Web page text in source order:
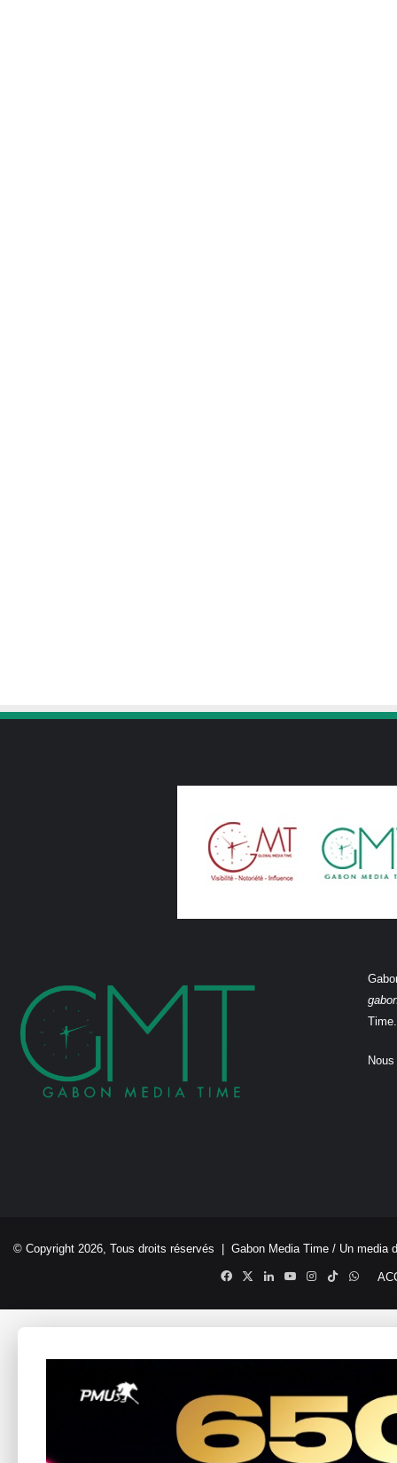
Time.
© Copyright 2026, Tous droits réservés | Gabon Media Time / Un media
Facebook
X LinkedinYouTubeInstagram
TikTok